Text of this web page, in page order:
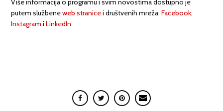
putem službeneweb stranicei društvenih mreža:Facebook,
Instagram iLinkedIn.